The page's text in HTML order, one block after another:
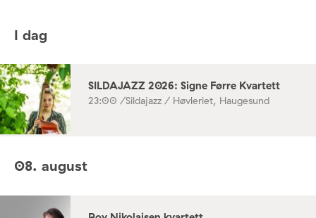
I dag
SILDAJAZZ 2026: Signe Førre Kvartett
23:00 /Sildajazz / Høvleriet, Haugesund
08. august